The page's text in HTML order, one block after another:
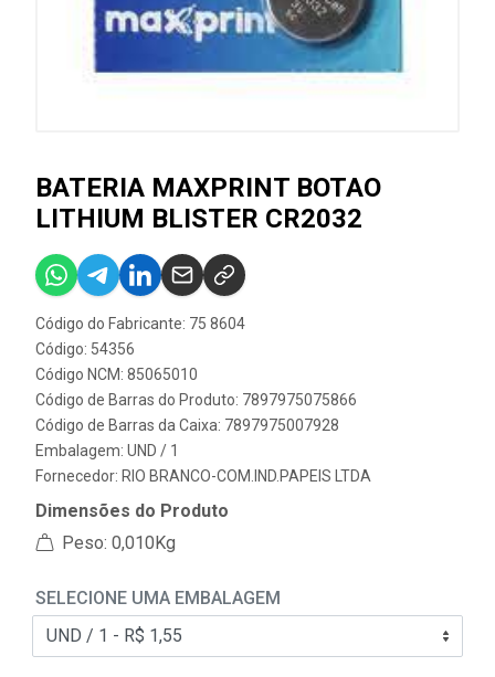
BATERIA MAXPRINT BOTAO
LITHIUM BLISTER CR2032
Código do Fabricante: 75 8604
Código: 54356
Código NCM: 85065010
Código de Barras do Produto: 7897975075866
Código de Barras da Caixa: 7897975007928
Embalagem: UND / 1
Fornecedor: RIO BRANCO-COM.IND.PAPEIS LTDA
Dimensões do Produto
Peso: 0,010Kg
SELECIONE UMA EMBALAGEM